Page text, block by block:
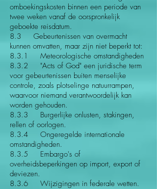
omboekingskosten binnen een periode van
twee weken vanaf de oorspronkelijk
geboekte reisdatum.
8.3 Gebeurtenissen van overmacht
kunnen omvatten, maar zijn niet beperkt tot:
8.3.1 Meteorologische omstandigheden
8.3.2 "Acts of God" een juridische term
voor gebeurtenissen buiten menselijke
controle, zoals plotselinge natuurrampen,
waarvoor niemand verantwoordelijk kan
worden gehouden.
8.3.3 Burgerlijke onlusten, stakingen,
rellen of oorlogen.
8.3.4 Ongeregelde internationale
omstandigheden.
8.3.5 Embargo's of
overheidsbeperkingen op import, export of
deviezen.
8.3.6 Wijzigingen in federale wetten.